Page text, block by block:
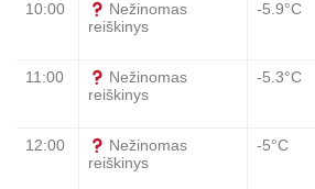
10:00
Nežinomas
reiškinys
-5.9°C
11:00
Nežinomas
reiškinys
-5.3°C
12:00
Nežinomas
reiškinys
-5°C